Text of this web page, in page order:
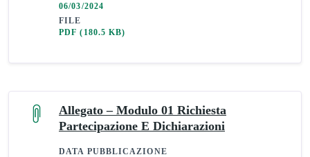
06/03/2024
FILE
PDF(180.5 KB)
Allegato – Modulo 01 Richiesta
Partecipazione E Dichiarazioni
DATA PUBBLICAZIONE